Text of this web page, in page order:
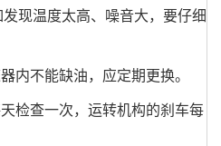
现温度太高、噪音大，要仔细
不能缺油，应定期更换。
查一次，运转机构的刹车每